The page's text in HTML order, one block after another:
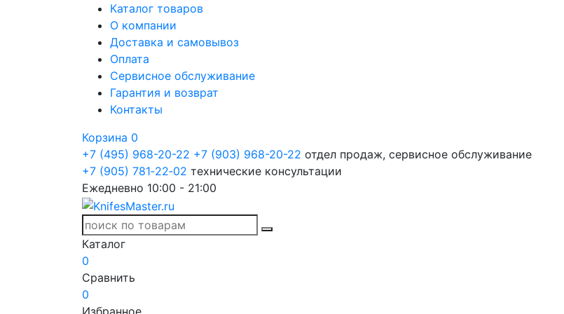
Каталог товаров
О компании
Доставка и самовывоз
Оплата
Сервисное обслуживание
Гарантия и возврат
Контакты
Корзина 0
+7 (495) 968-20-22 +7 (903) 968-20-22 отдел продаж, сервисное обслуживание
+7 (905) 781‑22‑02 технические консультации
Ежедневно 10:00 - 21:00
Каталог
0
Сравнить
0
Избранное